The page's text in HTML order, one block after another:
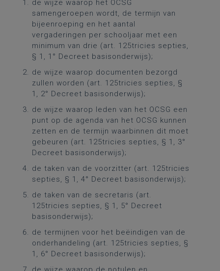
de wijze waarop het OCSG
samengeroepen wordt, de termijn van
bijeenroeping en het aantal
vergaderingen per schooljaar met een
minimum van drie (art. 125tricies septies,
§ 1, 1° Decreet basisonderwijs);
de wijze waarop documenten bezorgd
zullen worden (art. 125tricies septies, §
1, 2° Decreet basisonderwijs);
de wijze waarop leden van het OCSG een
punt op de agenda van het OCSG kunnen
zetten en de termijn waarbinnen dit moet
gebeuren (art. 125tricies septies, § 1, 3°
Decreet basisonderwijs);
de taken van de voorzitter (art. 125tricies
septies, § 1, 4° Decreet basisonderwijs);
de taken van de secretaris (art.
125tricies septies, § 1, 5° Decreet
basisonderwijs);
de termijnen voor het beëindigen van de
onderhandeling (art. 125tricies septies, §
1, 6° Decreet basisonderwijs);